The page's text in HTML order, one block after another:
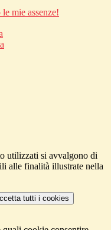
mie assenze!
utilizzati si avvalgono di
alle finalità illustrate nella
tutti i cookies